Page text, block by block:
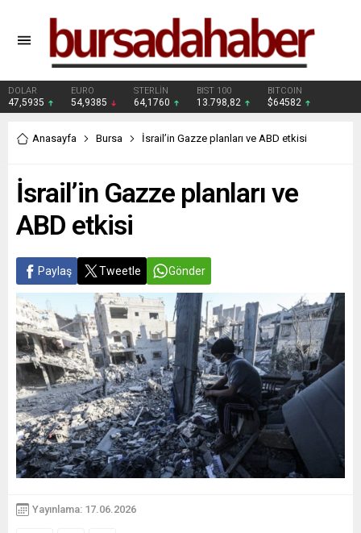
DOLAR
47,5935
EURO
54,9385
STERLİN
64,1760
BIST 100
13.798,82
BITCOIN
$64582
Anasayfa Bursa İsrail’in Gazze planları ve ABD etkisi
İsrail’in Gazze planları ve
ABD etkisi
Paylaş Tweetle Gönder
Yayınlama: 17.06.2026